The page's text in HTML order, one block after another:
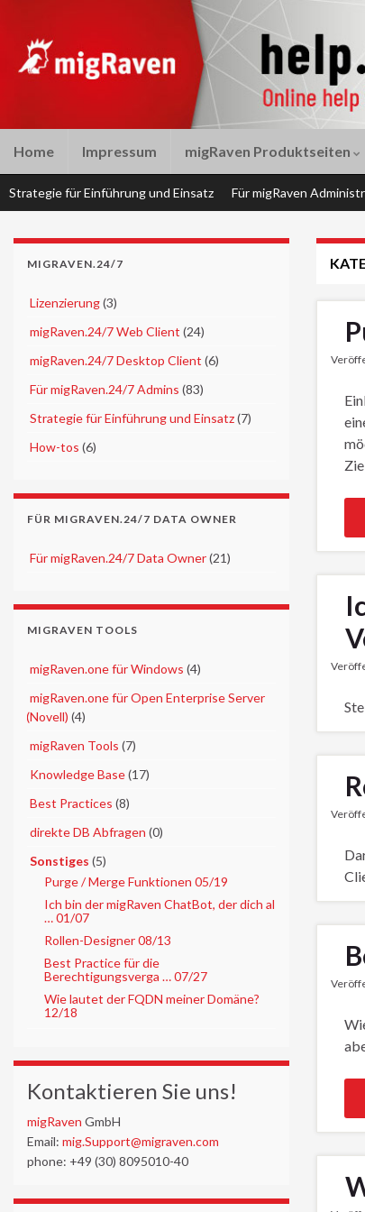
Home Impressum migRaven Produktseiten
Strategie für Einführung und Einsatz Für migRaven
MIGRAVEN.24/7
Lizenzierung(3)
migRaven.24/7 Web Client (24)
migRaven.24/7 Desktop Client (6)
Für migRaven.24/7 Admins (83)
Strategie für Einführung und Einsatz(7)
How-tos (6)
FÜR MIGRAVEN.24/7 DATA OWNER
Für migRaven.24/7 Data Owner(21)
MIGRAVEN TOOLS
migRaven.one für Windows (4)
migRaven.one für Open Enterprise Server
(Novell) (4)
migRaven Tools (7)
Knowledge Base(17)
Best Practices (8)
direkte DB Abfragen (0)
Sonstiges (5)
Purge / Merge Funktionen 05/19
Ich bin der migRaven ChatBot, der dich al
… 01/07
Rollen-Designer 08/13
Best Practice für die
Berechtigungsverga … 07/27
Wie lautet der FQDN meiner Domäne?
12/18
Kontaktieren Sie uns!
migRaven GmbH
Email: mig.Support@migraven.com
phone: +49 (30) 8095010-40